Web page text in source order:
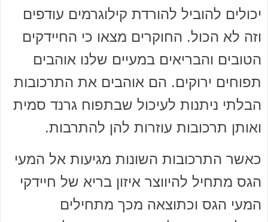
יכולים להוביל להורדת קילוגרמים עודפים
וזה לא הכול. החוקרים מצאו כי החיידקים
הטובים והבריאים במעיים שלנו אוהבים
תפוחים ירוקים. הם אוהבים את התרכובות
הבלתי ניתנות לעיכול שבתפוח גרנד סמית
ואותן תרכובות עוזרות להן להתרבות.
כאשר התרכובות השונות מגיעות אל המעי
הגס מתחיל להיווצר איזון בריא של חיידקי
המעי הגס וכתוצאה מכך מתחילים